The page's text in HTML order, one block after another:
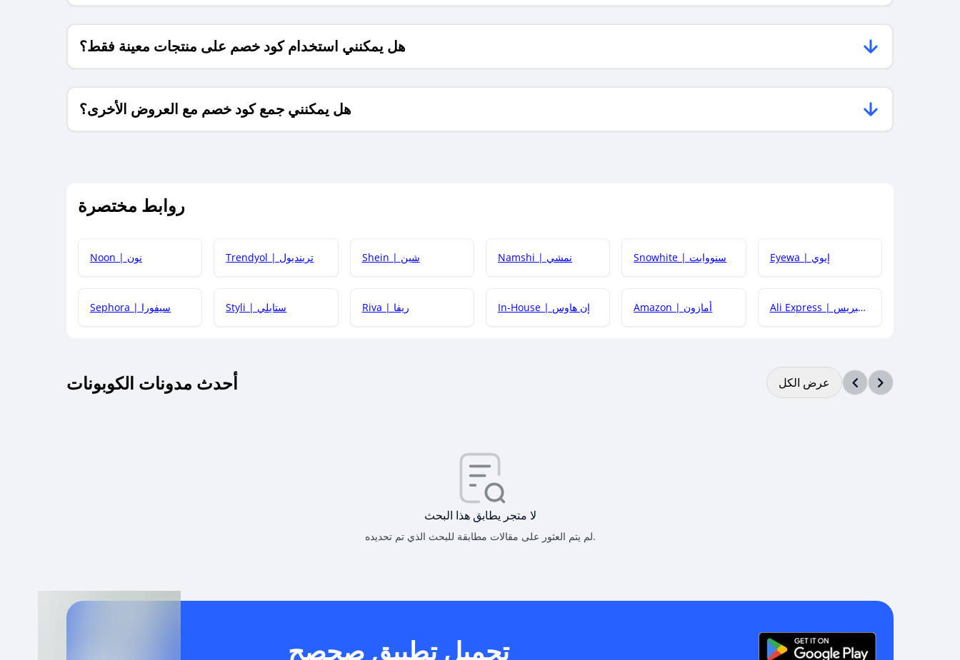
هل يمكنني استخدام كود خصم على منتجات معينة فقط؟
هل يمكنني جمع كود خصم مع العروض الأخرى؟
روابط مختصرة
Noon | نون Trendyol | ترينديول Shein | شين Namshi | نمشي Snowhite | سنووايت Eyewa | إيوي
Sephora | سيفورا Styli | ستايلي Riva | ريفا In-House | إن هاوس Amazon | أمازون Ali Express | علي إكسبريس
أحدث مدونات الكوبونات عرض الكل
لا متجر يطابق هذا البحث
لم يتم العثور على مقالات مطابقة للبحث الذي تم تحديده.
تحميل تطبيق صحصح